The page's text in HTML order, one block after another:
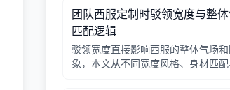
团队西服定制时驳领宽度与整
匹配逻辑
驳领宽度直接影响西服的整体气场
象，本文从不同宽度风格、身材匹配